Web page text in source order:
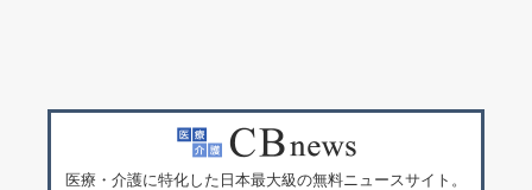
医療・介護に特化した日本最大級の無料ニュースサイト。